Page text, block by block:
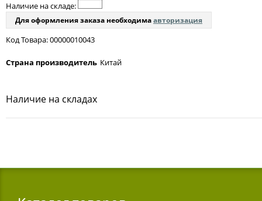
Наличие на складе:
Для оформления заказа необходимаавторизация
Код Товара: 00000010043
Страна производитель Китай
Наличие на складах